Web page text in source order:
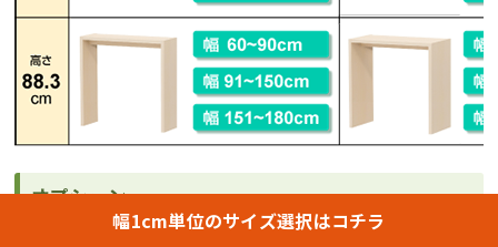
オプション
幅1cm単位のサイズ選択はコチラ